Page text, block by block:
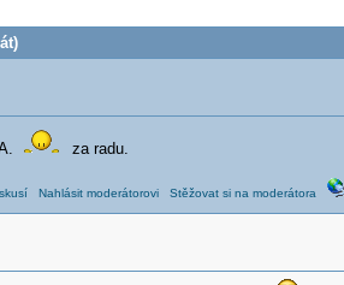
za radu.
Nahlásit moderátorovi Stěžovat si na moderátora